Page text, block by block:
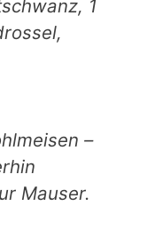
1
–
Mauser.